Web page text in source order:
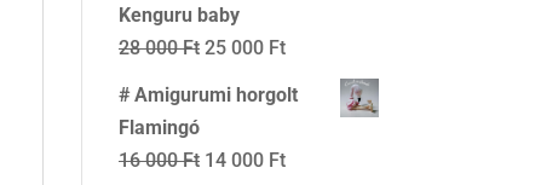
000 Ft.
Kenguru baby
28 000Ft Original
25 000 FtCurrent
# Amigurumi horgolt
Flamingó
16 000Ft Original
14 000 FtCurrent